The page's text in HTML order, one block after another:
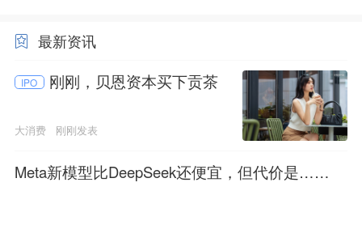
最新资讯
IPO 刚刚，贝恩资本买下贡茶
大消费 刚刚发表
Meta新模型比DeepSeek还便宜，但代价是……